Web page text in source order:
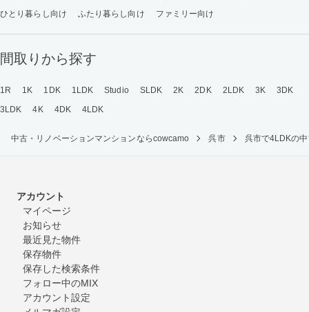
ひとり暮らし向け
ふたり暮らし向け ファミリー向け
間取りから探す
1R 1K 1DK 1LDK Studio SLDK 2K 2DK 2LDK 3K
3DK
3LDK
4K 4DK 4LDK
中古・リノベーションマンションならcowcamo 呉市 呉市で4LDKの
アカウント
マイページ
お知らせ
最近見た物件
保存物件
保存した検索条件
フォロー中のMIX
アカウント設定